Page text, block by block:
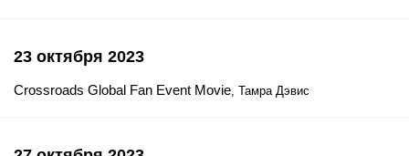
23 октября 2023
Crossroads Global Fan Event Movie, Тамра Дэвис